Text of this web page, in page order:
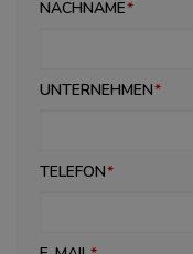
NACHNAME
UNTERNEHMEN
TELEFON